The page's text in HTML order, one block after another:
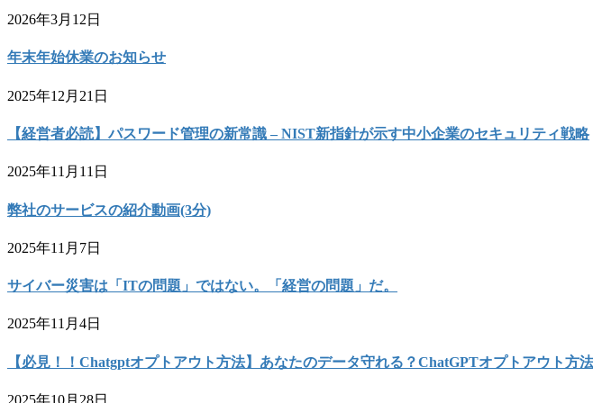
2026年3月12日
年末年始休業のお知らせ
2025年12月21日
【経営者必読】パスワード管理の新常識 – NIST新指針が示す中小企業のセキュリティ戦略
2025年11月11日
弊社のサービスの紹介動画(3分)
2025年11月7日
サイバー災害は「ITの問題」ではない。「経営の問題」だ。
2025年11月4日
【必見！！Chatgptオプトアウト方法】あなたのデータ守れる？ChatGPTオプトアウト方
2025年10月28日